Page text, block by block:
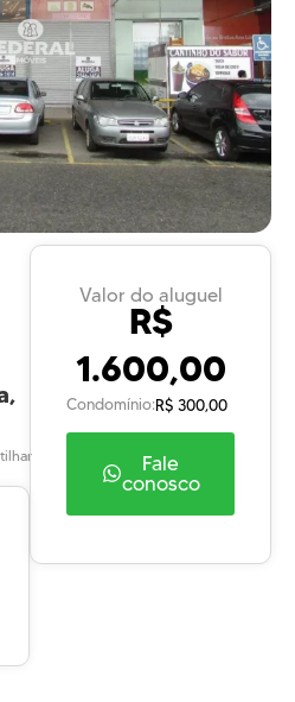
Valor do aluguel
R$
1.600,00
Condomínio:R$ 300,00
Fale
conosco